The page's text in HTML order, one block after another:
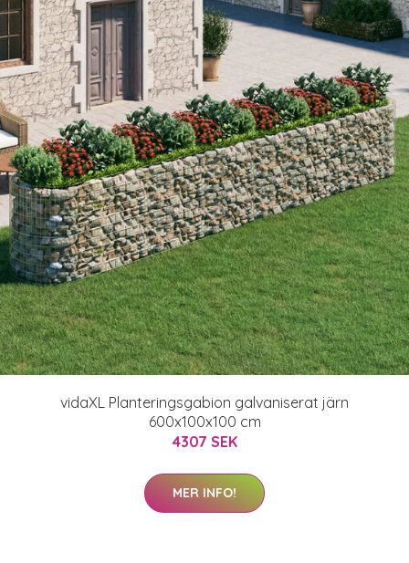
vidaXL Planteringsgabion galvaniserat järn
600x100x100 cm
4307 SEK
MER INFO!